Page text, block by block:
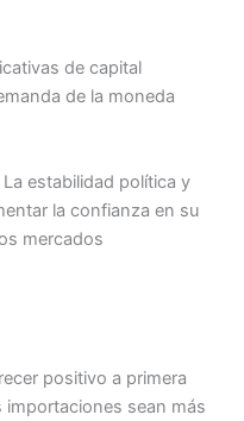
de capital
de la moneda
La estabilidad política y
la confianza en su
mercados
positivo a primera
importaciones sean más